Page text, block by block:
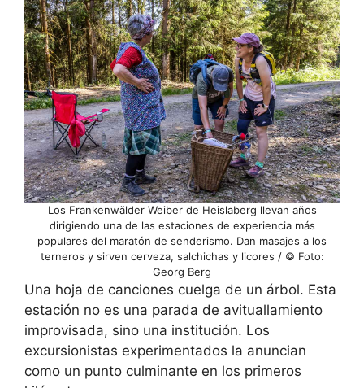
Los Frankenwälder Weiber de Heislaberg llevan años
dirigiendo una de las estaciones de experiencia más
populares del maratón de senderismo. Dan masajes a los
terneros y sirven cerveza, salchichas y licores / © Foto:
Georg Berg
Una hoja de canciones cuelga de un árbol. Esta
estación no es una parada de avituallamiento
improvisada, sino una institución. Los
excursionistas experimentados la anuncian
como un punto culminante en los primeros